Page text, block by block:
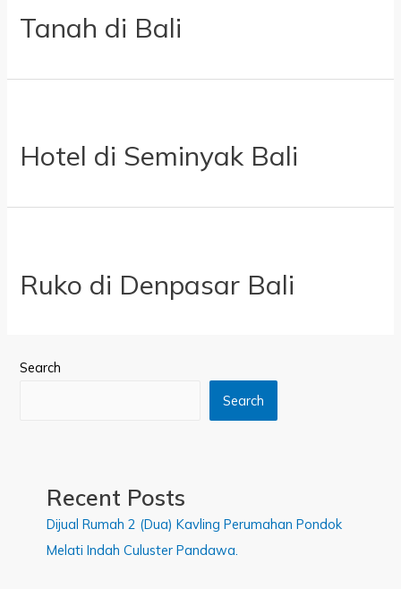
Tanah di Bali
Hotel di Seminyak Bali
Ruko di Denpasar Bali
Search
Search
Recent Posts
Dijual Rumah 2 (Dua) Kavling Perumahan Pondok
Melati Indah Culuster Pandawa.